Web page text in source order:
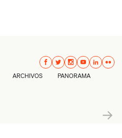
ARCHIVOS PANORAMA